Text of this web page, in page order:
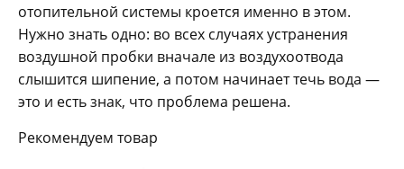
отопительной системы кроется именно в этом.
Нужно знать одно: во всех случаях устранения
воздушной пробки вначале из воздухоотвода
слышится шипение, а потом начинает течь вода —
это и есть знак, что проблема решена.
Рекомендуем товар